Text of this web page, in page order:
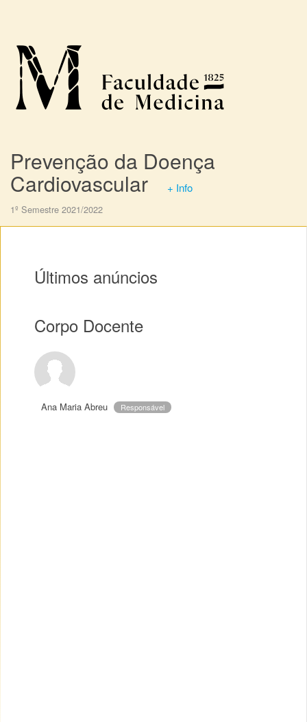
Prevenção da Doença
Cardiovascular + Info
1º Semestre 2021/2022
Últimos anúncios
Corpo Docente
Ana Maria Abreu Responsável